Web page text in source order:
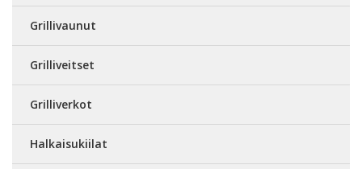
Grillivaunut
Grilliveitset
Grilliverkot
Halkaisukiilat